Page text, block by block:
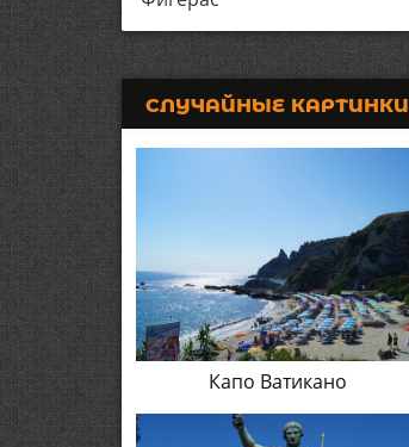
СЛУЧАЙНЫЕ КАРТИНКИ
Капо Ватикано